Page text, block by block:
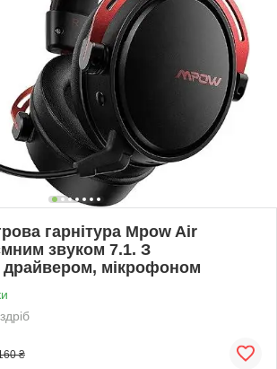
гарнітура Mpow Air
звуком 7.1. З
мікрофоном
₴